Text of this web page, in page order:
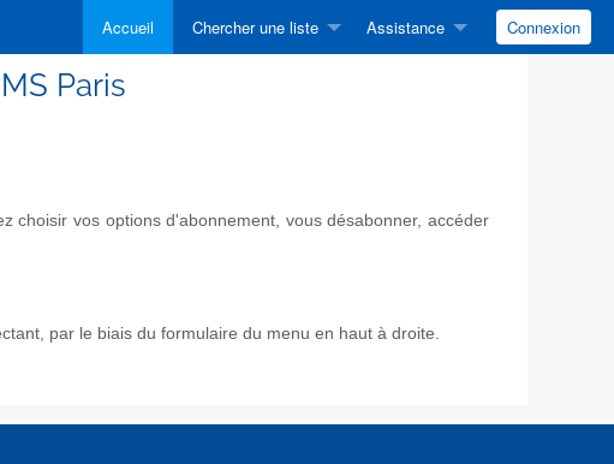
Accueil Chercher une liste Assistance Connexion
Paris
choisir vos options d'abonnement, vous désabonner, accéder
par le biais du formulaire du menu en haut à droite.